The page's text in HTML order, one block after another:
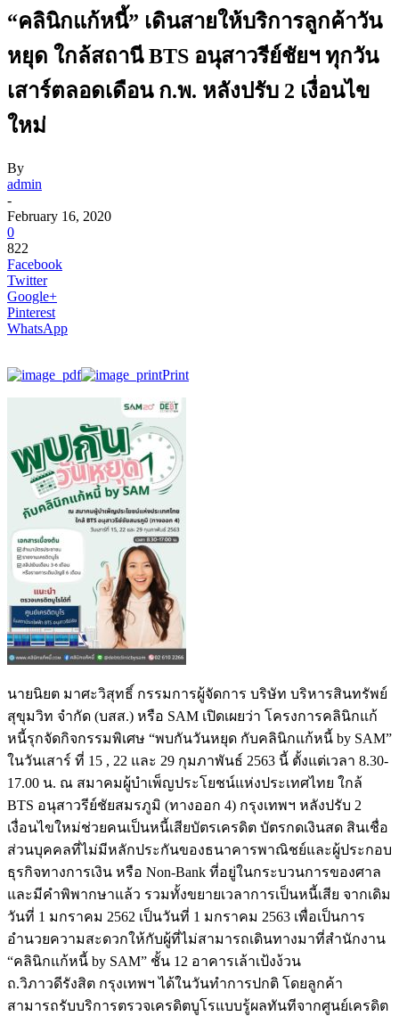
“คลินิกแก้หนี้” เดินสายให้บริการลูกค้าวัน
หยุด ใกล้สถานี BTS อนุสาวรีย์ชัยฯ ทุกวัน
เสาร์ตลอดเดือน ก.พ. หลังปรับ 2 เงื่อนไข
ใหม่
By
admin
-
February 16, 2020
0
822
Facebook
Twitter
Google+
Pinterest
WhatsApp
Print
นายนิยต มาศะวิสุทธิ์ กรรมการผู้จัดการ บริษัท บริหารสินทรัพย์
สุขุมวิท จำกัด (บสส.) หรือ SAM เปิดเผยว่า โครงการคลินิกแก้
หนี้รุกจัดกิจกรรมพิเศษ “พบกันวันหยุด กับคลินิกแก้หนี้ by SAM”
ในวันเสาร์ ที่ 15 , 22 และ 29 กุมภาพันธ์ 2563 นี้ ตั้งแต่เวลา 8.30-
17.00 น. ณ สมาคมผู้บำเพ็ญประโยชน์แห่งประเทศไทย ใกล้
BTS อนุสาวรีย์ชัยสมรภูมิ (ทางออก 4) กรุงเทพฯ หลังปรับ 2
เงื่อนไขใหม่ช่วยคนเป็นหนี้เสียบัตรเครดิต บัตรกดเงินสด สินเชื่อ
ส่วนบุคคลที่ไม่มีหลักประกันของธนาคารพาณิชย์และผู้ประกอบ
ธุรกิจทางการเงิน หรือ Non-Bank ที่อยู่ในกระบวนการของศาล
และมีคำพิพากษาแล้ว รวมทั้งขยายเวลาการเป็นหนี้เสีย จากเดิม
วันที่ 1 มกราคม 2562 เป็นวันที่ 1 มกราคม 2563 เพื่อเป็นการ
อำนวยความสะดวกให้กับผู้ที่ไม่สามารถเดินทางมาที่สำนักงาน
“คลินิกแก้หนี้ by SAM” ชั้น 12 อาคารเล้าเป้งง้วน
ถ.วิภาวดีรังสิต กรุงเทพฯ ได้ในวันทำการปกติ โดยลูกค้า
สามารถรับบริการตรวจเครดิตบูโรแบบรู้ผลทันทีจากศูนย์เครดิต